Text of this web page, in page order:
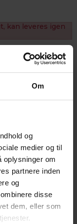
Om
og
medier og til
oplysninger om
partnere inden
og
disse
dem, eller som
kan leveres igen
Køb